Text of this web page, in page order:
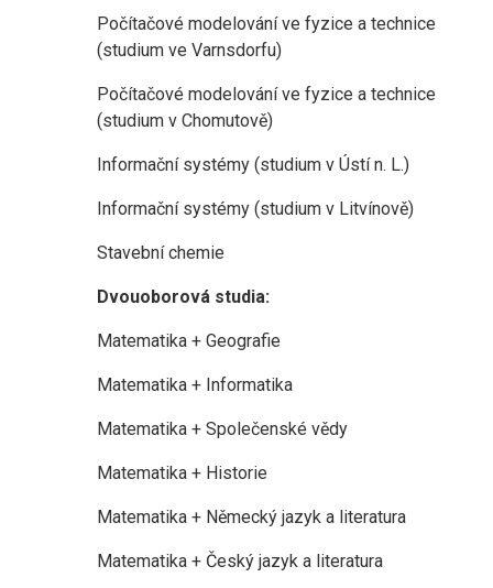
Počítačové modelování ve fyzice a technice
(studium ve Varnsdorfu)
Počítačové modelování ve fyzice a technice
(studium v Chomutově)
Informační systémy (studium v Ústí n. L.)
Informační systémy (studium v Litvínově)
Stavební chemie
Dvouoborová studia:
Matematika + Geografie
Matematika + Informatika
Matematika + Společenské vědy
Matematika + Historie
Matematika + Německý jazyk a literatura
Matematika + Český jazyk a literatura